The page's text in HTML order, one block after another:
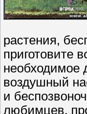
растения,
приготовите
необходимое
воздушный
и
любимцев,